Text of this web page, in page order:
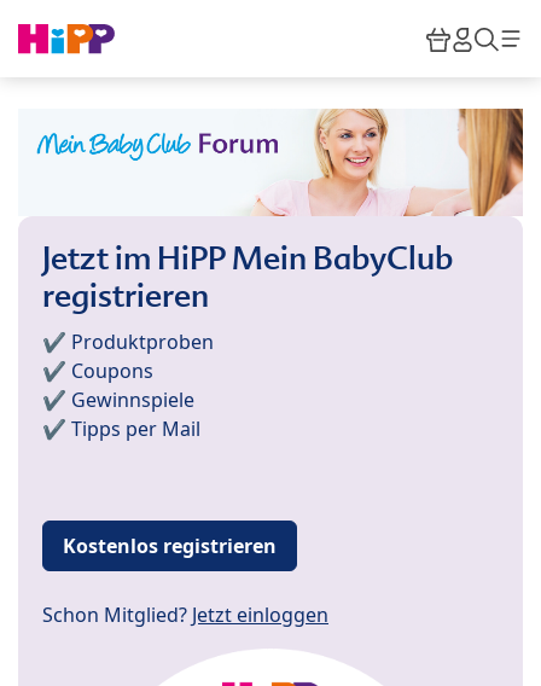
HiPP
Jetzt im HiPP Mein BabyClub
registrieren
✔️ Produktproben
✔️ Coupons
✔️ Gewinnspiele
✔️ Tipps per Mail
Kostenlos registrieren
Schon Mitglied? Jetzt einloggen